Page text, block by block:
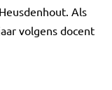
Als
volgens docent